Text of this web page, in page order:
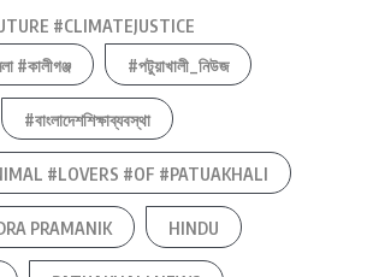
#CLIMATEJUSTICE
#কালীগঞ্জ
#পটুয়াখালী_নিউজ
#বাংলাদেশশিক্ষাব্যবস্থা
#LOVERS #OF #PATUAKHALI
PRAMANIK HINDU